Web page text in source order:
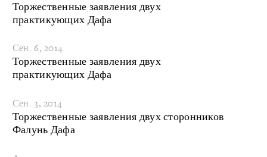
Торжественные заявления двух
практикующих Дафа
Сен. 6, 2014
Торжественные заявления двух
практикующих Дафа
Сен. 3, 2014
Торжественные заявления двух сторонников
Фалунь Дафа